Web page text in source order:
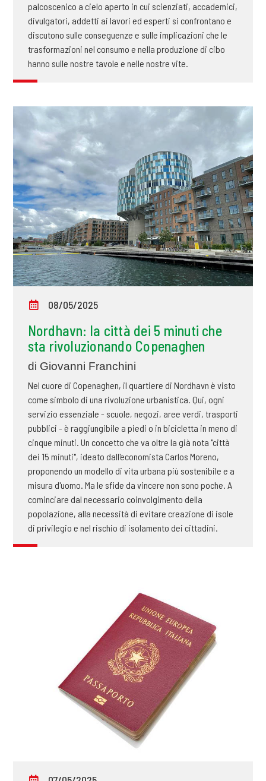
palcoscenico a cielo aperto in cui scienziati, accademici,
divulgatori, addetti ai lavori ed esperti si confrontano e
discutono sulle conseguenze e sulle implicazioni che le
trasformazioni nel consumo e nella produzione di cibo
hanno sulle nostre tavole e nelle nostre vite.
08/05/2025
Nordhavn: la città dei 5 minuti che
sta rivoluzionando Copenaghen
di Giovanni Franchini
Nel cuore di Copenaghen, il quartiere di Nordhavn è visto
come simbolo di una rivoluzione urbanistica. Qui, ogni
servizio essenziale - scuole, negozi, aree verdi, trasporti
pubblici - è raggiungibile a piedi o in bicicletta in meno di
cinque minuti. Un concetto che va oltre la già nota "città
dei 15 minuti", ideato dall'economista Carlos Moreno,
proponendo un modello di vita urbana più sostenibile e a
misura d'uomo. Ma le sfide da vincere non sono poche. A
cominciare dal necessario coinvolgimento della
popolazione, alla necessità di evitare creazione di isole
di privilegio e nel rischio di isolamento dei cittadini.